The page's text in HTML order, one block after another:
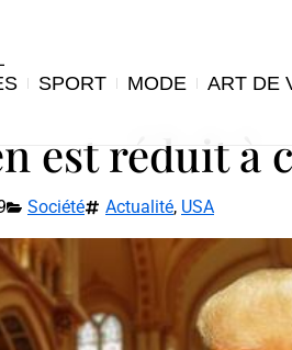
SPORT MODE ART DE
est réduit à
Société Actualité, USA